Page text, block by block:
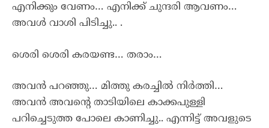
എനിക്കും വേണം… എനിക്ക് ചുന്ദരി ആവണം…
അവൾ വാശി പിടിച്ചു.. .
ശെരി ശെരി കരയണ്ട… തരാം…
അവൻ പറഞ്ഞു… മിത്തു കരച്ചിൽ നിർത്തി…
അവൻ അവന്റെ താടിയിലെ കാക്കപുള്ളി
പറിച്ചെടുത്ത പോലെ കാണിച്ചു.. എന്നിട്ട് അവളുടെ